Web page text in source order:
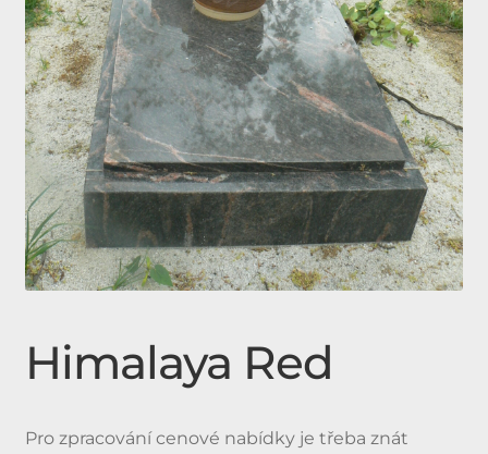
Doplňky
child
menu
Produkty
Urnové hroby skladem
Jednohroby, Dvojhroby
Himalaya Red
Pro zpracování cenové nabídky je třeba znát